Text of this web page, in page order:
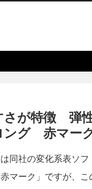
さが特徴 弾
ング 赤マー
同社の変化系表ソ
マーク」ですが、